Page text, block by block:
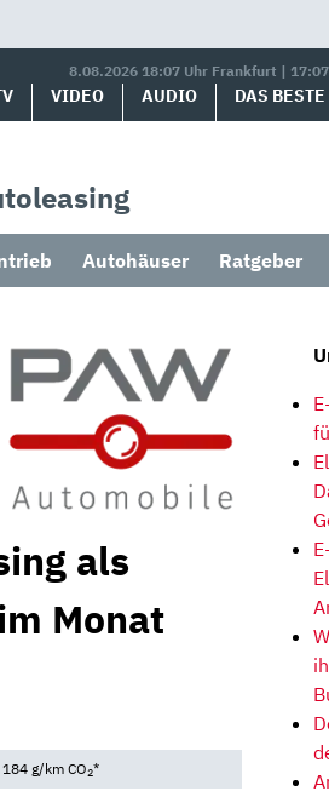
8.08.2026 18:07 Uhr Frankfurt |
VIDEO AUDIO DAS BESTE
Autohäuser Ratgeber
als
Monat
g/km CO2*